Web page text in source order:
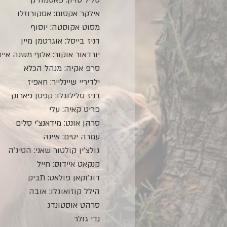
אילקר אקסום: אסקורוזלו
מסוט אקוסטה: יוסוף
דניז בייסל: אוגרטמן מיין
יורדאור אוקור: אלוף משנה
סרפ אקיה: מנהל הכלא
ילדיריי שיינלייר: חאפיז
דניז סלילוגלו: קפטן פארוק
פריט קאיה: עלי
סרהן אונט: מידאנצ'י סלים
עמרה יטים: איינה
גולצ'ין קולטור שאני: הטיג'ה
קנקאט איידוס: חייל
דוג'וקאן פולאט: תביק
הילל קוזואוגלו: אובה
סרהט אוסטונדג
נדי גולר